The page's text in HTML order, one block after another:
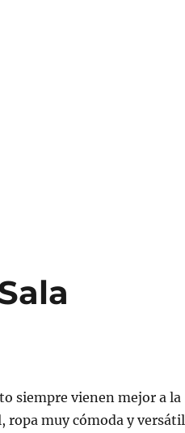
siempre vienen mejor a la
ropa muy cómoda y versátil